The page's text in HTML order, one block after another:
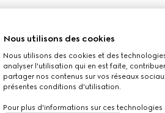
Nous utilisons des cookies
Nous utilisons des cookies et des
analyser l'utilisation qui en est faite,
partager nos contenus sur vos réseaux
présentes conditions d'utilisation.
Pour plus d'informations sur ces